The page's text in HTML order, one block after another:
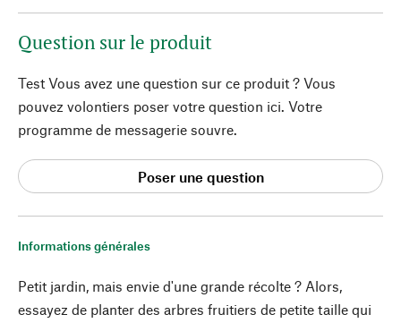
Informations générales
Petit jardin, mais envie d'une grande récolte ? Alors,
essayez de planter des arbres fruitiers de petite taille qui
Question sur le produit
Test Vous avez une question sur ce produit ? Vous
pouvez volontiers poser votre question ici. Votre
programme de messagerie souvre.
Poser une question